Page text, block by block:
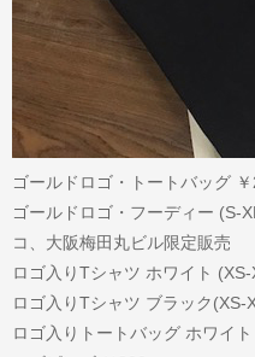
ゴールドロゴ・トートバッグ
ゴールドロゴ・フーディー
コ、大阪梅田丸ビル限定販売
ロゴ入りTシャツ ホワイト
ロゴ入りTシャツ ブラック(XS-
ロゴ入りトートバッグ ホワイ